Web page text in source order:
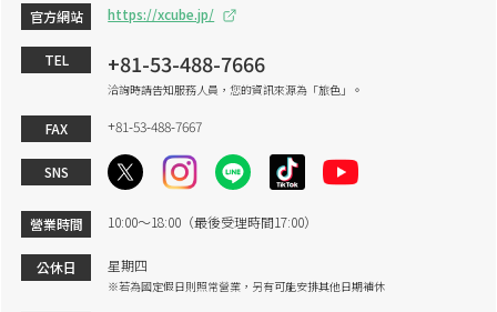
官方網站 https://xcube.jp/
TEL +81-53-488-7666
洽詢時請告知服務人員，您的資訊來源為「旅色」。
FAX +81-53-488-7667
SNS
營業時間 10:00～18:00（最後受理時間17:00）
公休日 星期四
※若為國定假日則照常營業，另有可能安排其他日期補休